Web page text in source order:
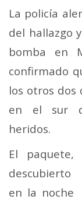
La policía
del hallazgo
bomba en
confirmado
los otros dos
en el sur
heridos.
El paquete,
descubierto
en la noche